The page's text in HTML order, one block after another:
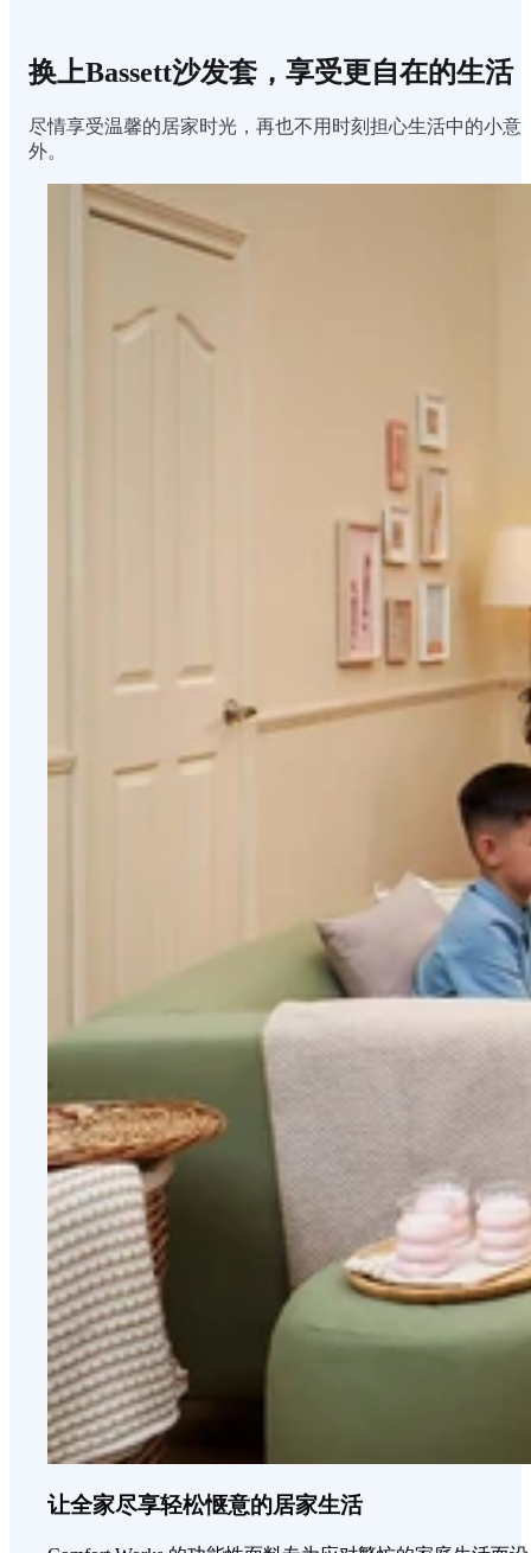
换上Bassett沙发套，享受更自在的生活
尽情享受温馨的居家时光，再也不用时刻担心生活中的小意
外。
让全家尽享轻松惬意的居家生活